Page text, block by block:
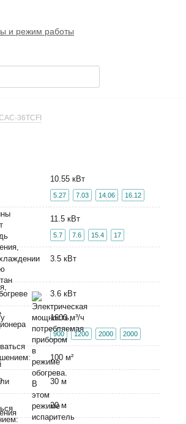
и режим работы
36TCFI
10.55 кВт
5.27 7.03 14.06 16.12
11.5 кВт
5.7 7.6 15.4 17
3.5 кВт
3.6 кВт
1600 м³/ч
900 1200 2000 2000
100 м²
30 м
20 м